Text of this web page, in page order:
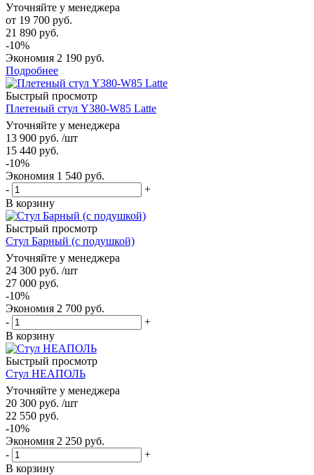
Уточняйте у менеджера
от 19 700 руб.
21 890 руб.
-10%
Экономия 2 190 руб.
Подробнее
Быстрый просмотр
Плетеный стул Y380-W85 Latte
Уточняйте у менеджера
13 900 руб. /шт
15 440 руб.
-10%
Экономия 1 540 руб.
-
+
В корзину
Быстрый просмотр
Стул Барный (с подушкой)
Уточняйте у менеджера
24 300 руб. /шт
27 000 руб.
-10%
Экономия 2 700 руб.
-
+
В корзину
Быстрый просмотр
Стул НЕАПОЛЬ
Уточняйте у менеджера
20 300 руб. /шт
22 550 руб.
-10%
Экономия 2 250 руб.
-
+
В корзину